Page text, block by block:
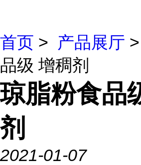
首页 > 产品展厅
品级 增稠剂
琼脂粉食品
剂
2021-01-07